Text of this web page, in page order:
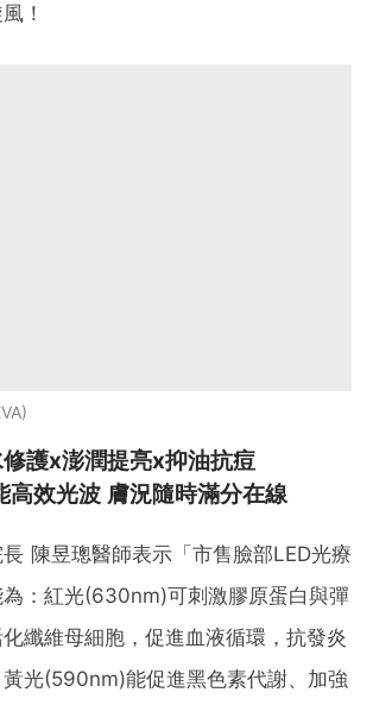
！
護x澎潤提亮x抑油抗痘
高效光波 膚況隨時滿分在線
陳昱璁醫師表示「市售臉部LED光療
：紅光(630nm)可刺激膠原蛋白與彈
纖維母細胞，促進血液循環，抗發炎
光(590nm)能促進黑色素代謝、加強